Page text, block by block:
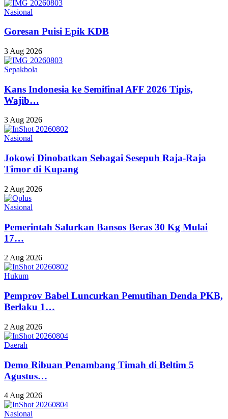
Nasional
Goresan Puisi Epik KDB
3 Aug 2026
Sepakbola
Kans Indonesia ke Semifinal AFF 2026 Tipis,
Wajib…
3 Aug 2026
Nasional
Jokowi Dinobatkan Sebagai Sesepuh Raja-Raja
Timor di Kupang
2 Aug 2026
Nasional
Pemerintah Salurkan Bansos Beras 30 Kg Mulai
17…
2 Aug 2026
Hukum
Pemprov Babel Luncurkan Pemutihan Denda PKB,
Berlaku 1…
2 Aug 2026
Daerah
Demo Ribuan Penambang Timah di Beltim 5
Agustus…
4 Aug 2026
Nasional